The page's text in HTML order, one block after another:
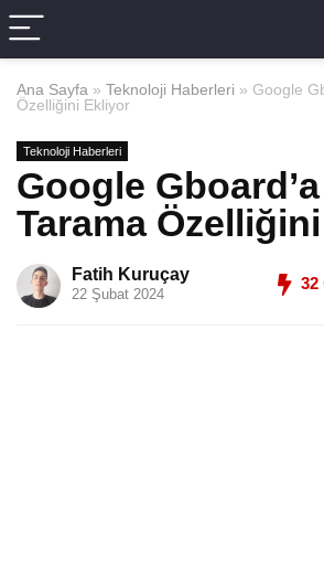
Ana Sayfa » Teknoloji Haberleri » Google
Özelliğini Ekliyor
Teknoloji Haberleri
Google
Tarama
Fatih Kuruçay
22 Şubat 2024
32